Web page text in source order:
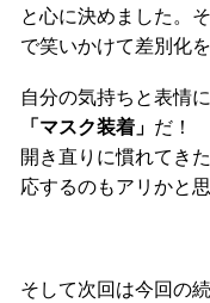
と心に決めました。
で笑いかけて差別化
自分の気持ちと表情
「マスク装着」 だ！
開き直りに慣れてき
応するのもアリかと
そして次回は今回の